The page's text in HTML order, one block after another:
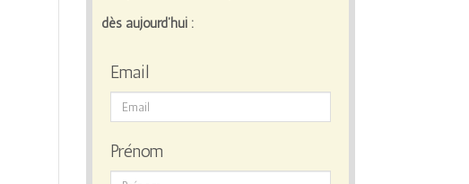
dès aujourd’hui :
Email
Prénom